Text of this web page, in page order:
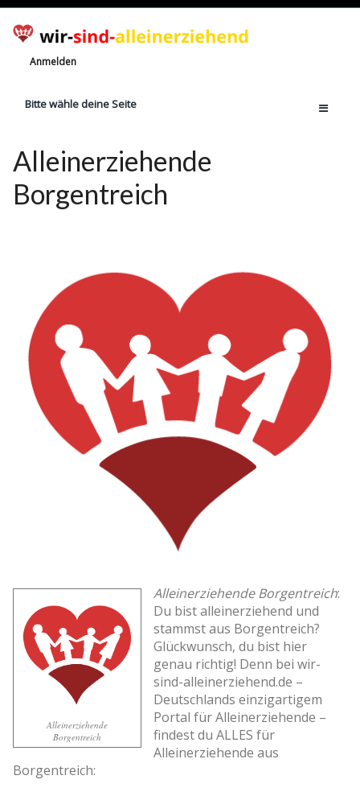
Anmelden
Bitte wähle deine Seite
Jetzt registrieren!
Ratgeber
Wissen
Rechte
Alleinerziehende
Borgentreich
Alleinerziehende
Borgentreich
Alleinerziehende Borgentreich:
Du bist alleinerziehend und
stammst aus Borgentreich?
Glückwunsch, du bist hier
genau richtig! Denn bei wir-
sind-alleinerziehend.de –
Deutschlands einzigartigem
Portal für Alleinerziehende –
findest du ALLES für
Alleinerziehende aus
Borgentreich: